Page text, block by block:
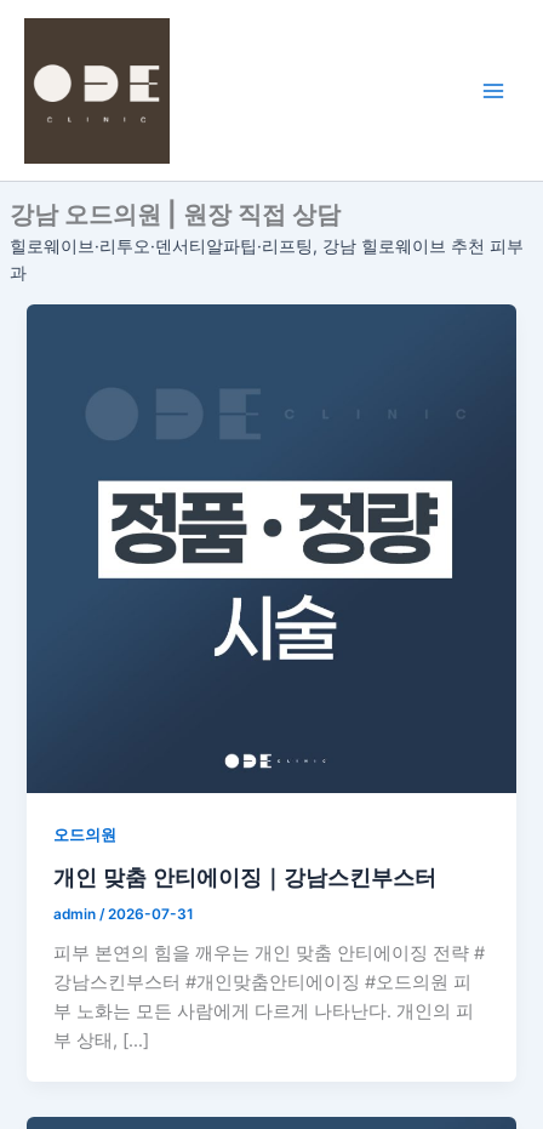
뛰
기강남 오드의원 | 원장 직접 상담
힐로웨이브·리투오·덴서티알파팁·리프팅, 강남 힐로웨이브 추천 피부
과
오드의원
개인 맞춤 안티에이징｜강남스킨부스터
admin /2026-07-31
피부 본연의 힘을 깨우는 개인 맞춤 안티에이징 전략 #
강남스킨부스터 #개인맞춤안티에이징 #오드의원 피
부 노화는 모든 사람에게 다르게 나타난다. 개인의 피
부 상태, […]